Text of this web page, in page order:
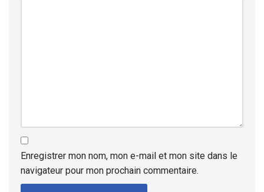
Enregistrer mon nom, mon e-mail et mon site dans le
navigateur pour mon prochain commentaire.